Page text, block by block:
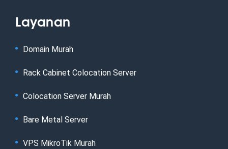
Layanan
Domain Murah
Rack Cabinet Colocation Server
Colocation Server Murah
Bare Metal Server
VPS MikroTik Murah